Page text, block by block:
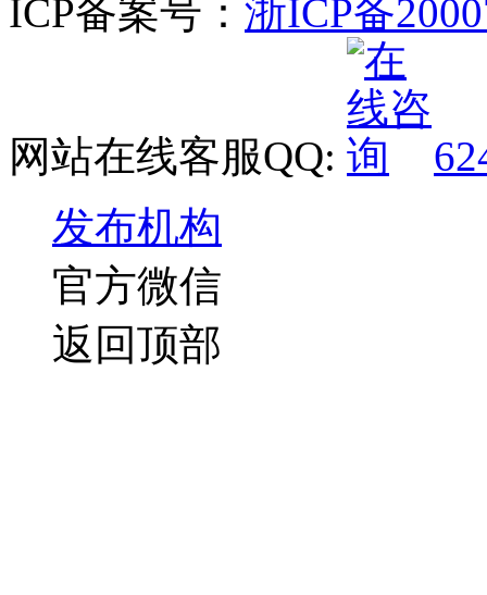
ICP备案号： 浙ICP备
网站在线客服QQ:
发布机构
官方微信
返回顶部